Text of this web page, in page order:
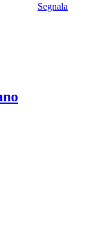
Segnala